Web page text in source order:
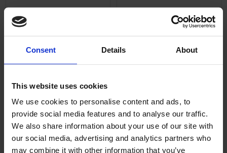
Consent Details About
This website uses cookies
We use cookies to personalise content and ads, to
provide social media features and to analyse our traffic.
We also share information about your use of our site with
our social media, advertising and analytics partners who
may combine it with other information that you’ve
Bakdrev Leleu 24 kugg
09-52-601
249
2-5 vardagar
KÖP
Bakdrev Leleu 26 kugg
Crescent mfl.
09-52-501
259
KÖP